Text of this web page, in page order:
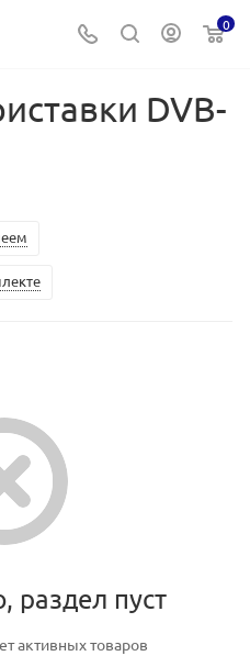
0
DVB-
раздел пуст
активных товаров